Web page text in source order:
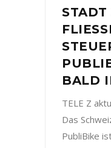
BALD
TELE Z
Das
PubliBike